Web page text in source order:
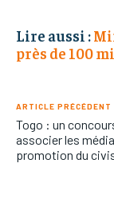
Lire aussi :
près de 100
ARTICLE PRÉCÉDENT
Togo : un
associer les
promotion du